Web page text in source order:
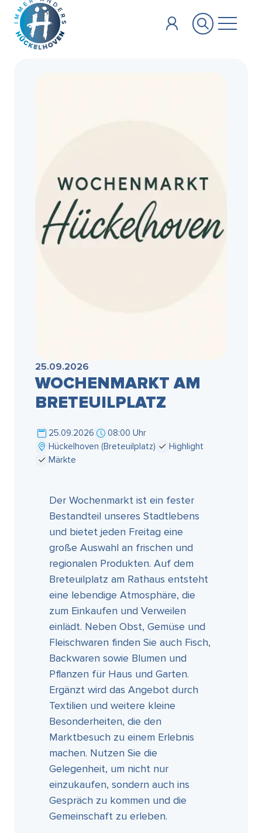
Zum Hauptinhalt springen
25.09.2026
WOCHENMARKT AM
BRETEUILPLATZ
25.09.2026
08:00 Uhr
Hückelhoven (Breteuilplatz)
Highlight
Märkte
Der Wochenmarkt ist ein fester
Bestandteil unseres Stadtlebens
und bietet jeden Freitag eine
große Auswahl an frischen und
regionalen Produkten. Auf dem
Breteuilplatz am Rathaus entsteht
eine lebendige Atmosphäre, die
zum Einkaufen und Verweilen
einlädt. Neben Obst, Gemüse und
Fleischwaren finden Sie auch Fisch,
Backwaren sowie Blumen und
Pflanzen für Haus und Garten.
Ergänzt wird das Angebot durch
Textilien und weitere kleine
Besonderheiten, die den
Marktbesuch zu einem Erlebnis
machen. Nutzen Sie die
Gelegenheit, um nicht nur
einzukaufen, sondern auch ins
Gespräch zu kommen und die
Gemeinschaft zu erleben.